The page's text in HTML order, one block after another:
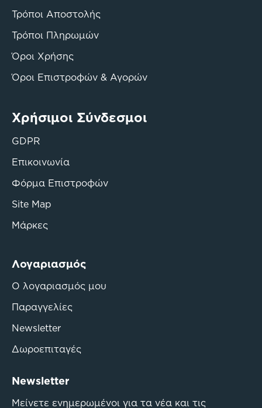
Τρόποι Αποστολής
Τρόποι Πληρωμών
Όροι Χρήσης
Όροι Επιστροφών & Αγορών
Χρήσιμοι Σύνδεσμοι
GDPR
Επικοινωνία
Φόρμα Επιστροφών
Site Map
Μάρκες
Λογαριασμός
Ο λογαριασμός μου
Παραγγελίες
Newsletter
Δωροεπιταγές
Newsletter
Μείνετε ενημερωμένοι για τα νέα και τις